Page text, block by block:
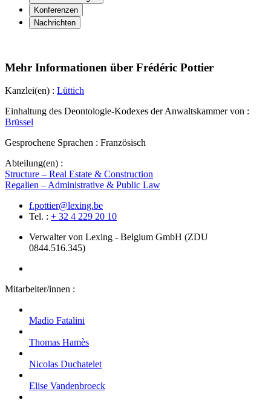
Konferenzen
Nachrichten
Mehr Informationen über Frédéric Pottier
Kanzlei(en) : Lüttich
Einhaltung des Deontologie-Kodexes der Anwaltskammer von :
Brüssel
Gesprochene Sprachen : Französisch
Abteilung(en) :
Structure – Real Estate & Construction
Regalien – Administrative & Public Law
f.pottier@lexing.be
Tel. : + 32 4 229 20 10
Verwalter von Lexing - Belgium GmbH (ZDU
0844.516.345)
Mitarbeiter/innen :
Madio Fatalini
Thomas Hamès
Nicolas Duchatelet
Elise Vandenbroeck